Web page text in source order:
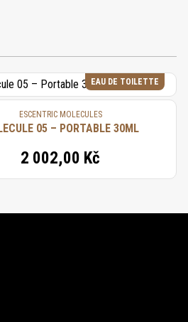
EAU DE TOILETTE
ESCENTRIC MOLECULES
MOLECULE 05 – PORTABLE 30ML
2 002,00 Kč